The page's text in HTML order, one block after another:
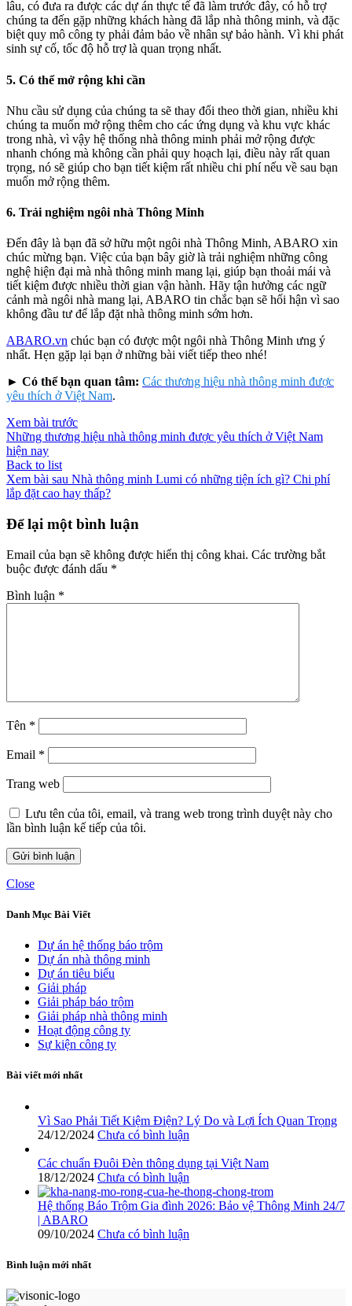
lâu, có đưa ra được các dự án thực tế đã làm trước đây, có hỗ trợ
chúng ta đến gặp những khách hàng đã lắp nhà thông minh, và đặc
biệt quy mô công ty phải đảm bảo về nhân sự bảo hành. Vì khi phát
sinh sự cố, tốc độ hỗ trợ là quan trọng nhất.
5. Có thể mở rộng khi cần
Nhu cầu sử dụng của chúng ta sẽ thay đổi theo thời gian, nhiều khi
chúng ta muốn mở rộng thêm cho các ứng dụng và khu vực khác
trong nhà, vì vậy hệ thống nhà thông minh phải mở rộng được
nhanh chóng mà không cần phải quy hoạch lại, điều này rất quan
trọng, nó sẽ giúp cho bạn tiết kiệm rất nhiều chi phí nếu về sau bạn
muốn mở rộng thêm.
6. Trải nghiệm ngôi nhà Thông Minh
Đến đây là bạn đã sở hữu một ngôi nhà Thông Minh, ABARO xin
chúc mừng bạn. Việc của bạn bây giờ là trải nghiệm những công
nghệ hiện đại mà nhà thông minh mang lại, giúp bạn thoải mái và
tiết kiệm được nhiều thời gian vận hành. Hãy tận hưởng các ngữ
cảnh mà ngôi nhà mang lại, ABARO tin chắc bạn sẽ hối hận vì sao
không đầu tư để lắp đặt nhà thông minh sớm hơn.
ABARO.vn chúc bạn có được một ngôi nhà Thông Minh ưng ý
nhất. Hẹn gặp lại bạn ở những bài viết tiếp theo nhé!
► Có thể bạn quan tâm: Các thương hiệu nhà thông minh được
yêu thích ở Việt Nam.
Xem bài trước
Những thương hiệu nhà thông minh được yêu thích ở Việt Nam
hiện nay
Back to list
Xem bài sau Nhà thông minh Lumi có những tiện ích gì? Chi phí
lắp đặt cao hay thấp?
Để lại một bình luận
Email của bạn sẽ không được hiển thị công khai. Các trường bắt
buộc được đánh dấu *
Bình luận *
Tên *
Email *
Trang web
Lưu tên của tôi, email, và trang web trong trình duyệt này cho
lần bình luận kế tiếp của tôi.
Close
Danh Mục Bài Viết
Dự án hệ thống báo trộm
Dự án nhà thông minh
Dự án tiêu biểu
Giải pháp
Giải pháp báo trộm
Giải pháp nhà thông minh
Hoạt động công ty
Sự kiện công ty
Bài viết mới nhất
Vì Sao Phải Tiết Kiệm Điện? Lý Do và Lợi Ích Quan Trọng
24/12/2024 Chưa có bình luận
Các chuẩn Đuôi Đèn thông dụng tại Việt Nam
18/12/2024 Chưa có bình luận
Hệ thống Báo Trộm Gia đình 2026: Bảo vệ Thông Minh 24/7
| ABARO
09/10/2024 Chưa có bình luận
Bình luận mới nhất